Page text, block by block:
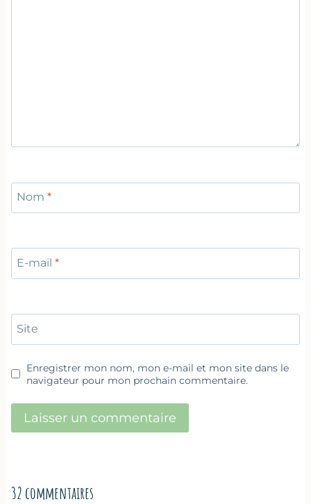
Nom *
E-mail *
Site
Enregistrer mon nom, mon e-mail et mon site dans le
navigateur pour mon prochain commentaire.
32 commentaires